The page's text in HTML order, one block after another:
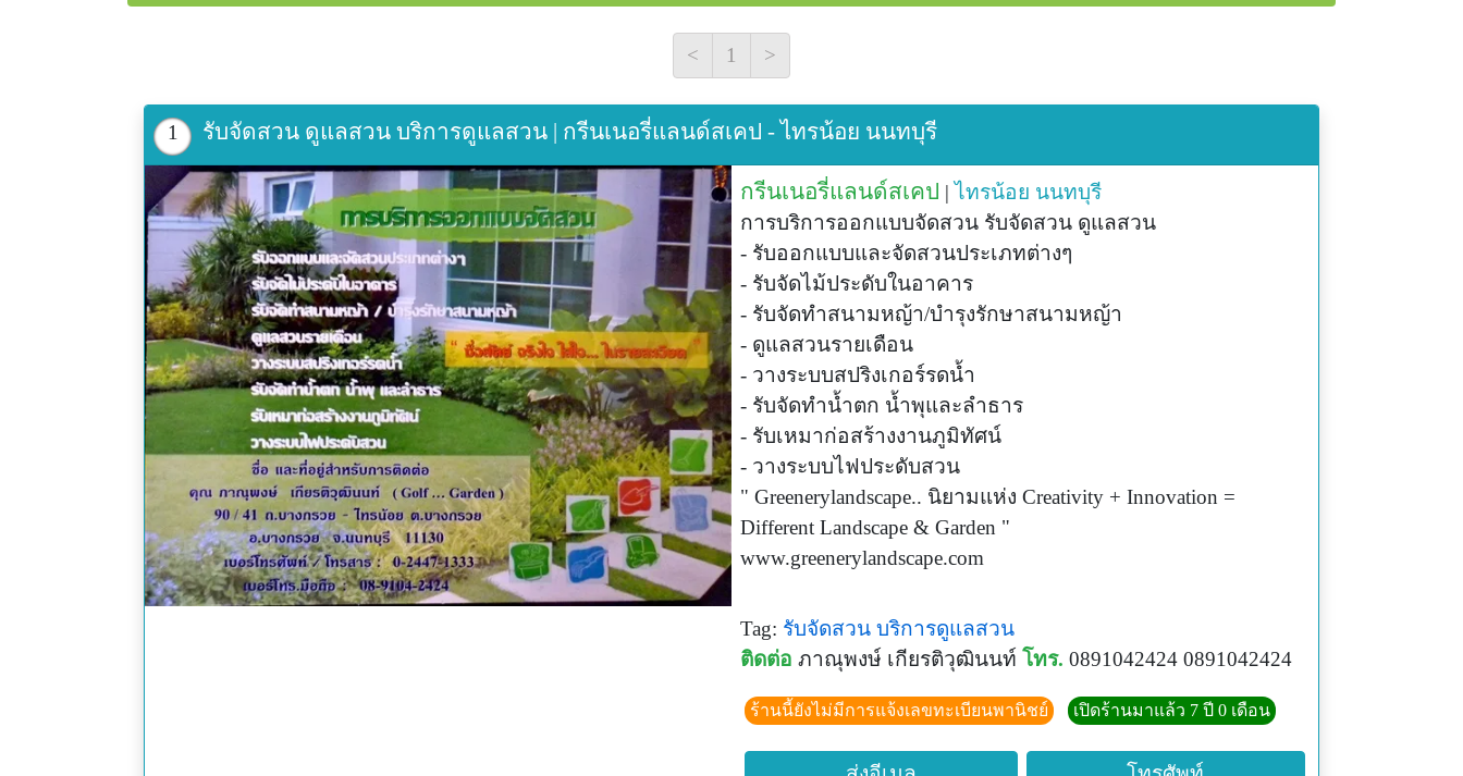
< 1 >
1 รับจัดสวน ดูแลสวน บริการดูแลสวน | กรีนเนอรี่แลนด์สเคป - ไทรน้อย นนทบุรี
กรีนเนอรี่แลนด์สเคป | ไทรน้อย นนทบุรี
การบริการออกแบบจัดสวน รับจัดสวน ดูแลสวน
- รับออกแบบและจัดสวนประเภทต่างๆ
- รับจัดไม้ประดับในอาคาร
- รับจัดทำสนามหญ้า/บำรุงรักษาสนามหญ้า
- ดูแลสวนรายเดือน
- วางระบบสปริงเกอร์รดน้ำ
- รับจัดทำน้ำตก น้ำพุและลำธาร
- รับเหมาก่อสร้างงานภูมิทัศน์
- วางระบบไฟประดับสวน
" Greenerylandscape.. นิยามแห่ง Creativity + Innovation =
Different Landscape & Garden "
www.greenerylandscape.com
Tag: รับจัดสวน บริการดูแลสวน
ติดต่อ ภาณุพงษ์ เกียรติวุฒินนท์ โทร. 0891042424 0891042424
ร้านนี้ยังไม่มีการแจ้งเลขทะเบียนพานิชย์ เปิดร้านมาแล้ว 7 ปี 0 เดือน